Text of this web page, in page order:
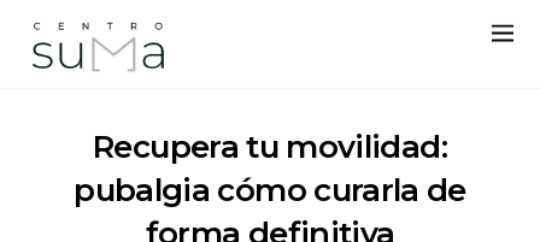
Recupera tu movilidad:
pubalgia cómo curarla de
forma definitiva